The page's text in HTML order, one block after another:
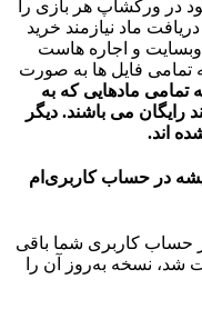
در ورکشاپ هر بازی را
ماد نیازمند خرید
وبسایت و اجاره هاست
تمامی فایل ها به صورت
تمامی مادهایی که به
می باشند. دیگر
اند.
در حساب‌ کاربری‌ام
حساب کاربری شما باقی
شد، نسخه به‌روز آن را